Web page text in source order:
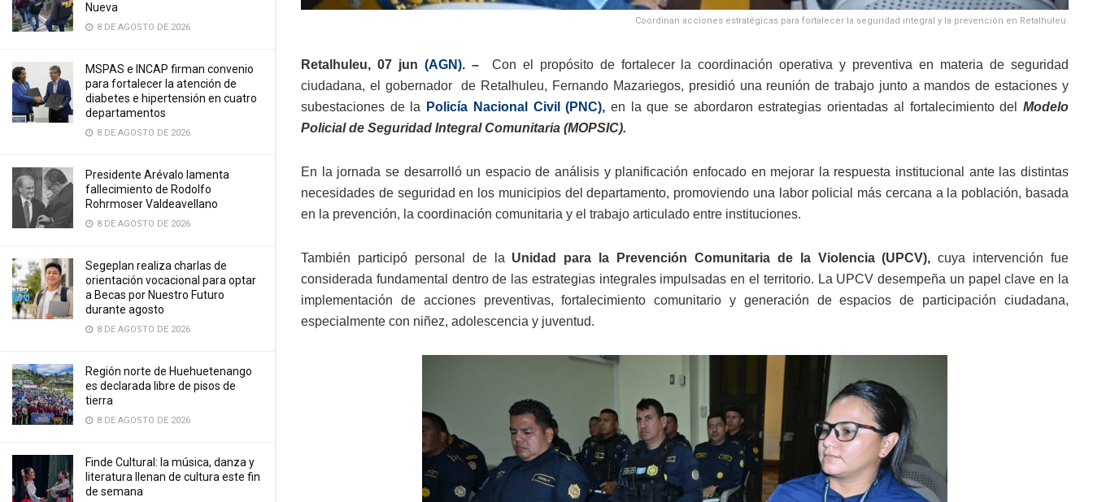
Nueva
8 DE AGOSTO DE 2026
MSPAS e INCAP firman convenio
para fortalecer la atención de
diabetes e hipertensión en cuatro
departamentos
8 DE AGOSTO DE 2026
Presidente Arévalo lamenta
fallecimiento de Rodolfo
Rohrmoser Valdeavellano
8 DE AGOSTO DE 2026
Segeplan realiza charlas de
orientación vocacional para optar
a Becas por Nuestro Futuro
durante agosto
8 DE AGOSTO DE 2026
Región norte de Huehuetenango
es declarada libre de pisos de
tierra
8 DE AGOSTO DE 2026
Finde Cultural: la música, danza y
literatura llenan de cultura este fin
de semana
Coordinan acciones estratégicas para fortalecer la seguridad integral y la prevención en Retalhuleu.
Retalhuleu, 07 jun (AGN).–
Con el propósito de fortalecer la coordinación operativa y preventiva en materia de seguridad
ciudadana, el gobernador de Retalhuleu, Fernando Mazariegos, presidió una reunión de trabajo junto a mandos de estaciones y
subestaciones de la
Policía Nacional Civil (PNC), en la que se abordaron estrategias orientadas al fortalecimiento delModelo
Policial de Seguridad Integral Comunitaria (MOPSIC).
En la jornada se desarrolló un espacio de análisis y planificación enfocado en mejorar la respuesta institucional ante las distintas
necesidades de seguridad en los municipios del departamento, promoviendo una labor policial más cercana a la población, basada
en la prevención, la coordinación comunitaria y el trabajo articulado entre instituciones.
También participó personal de la Unidad para la Prevención Comunitaria de la Violencia (UPCV), cuya intervención fue
considerada fundamental dentro de las estrategias integrales impulsadas en el territorio. La UPCV desempeña un papel clave en la
implementación de acciones preventivas, fortalecimiento comunitario y generación de espacios de participación ciudadana,
especialmente con niñez, adolescencia y juventud.